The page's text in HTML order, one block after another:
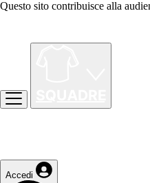
Questo sito contribuisce alla
Accedi